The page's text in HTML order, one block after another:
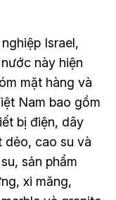
Israel,
này hiện
mặt hàng và
Nam bao gồm
bị điện, dây
dẻo, cao su và
sản phẩm
xi măng,